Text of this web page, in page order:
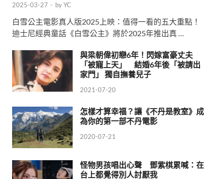
2025-03-27 - byYC
白雪公主電影真人版2025上映：值得一看的五大重點！
迪士尼經典童話《白雪公主》將於2025年推出真 …
與梁朝偉初戀6年！閃嫁富豪丈夫
「被寵上天」 結婚6年後「被請出
家門」 獨自撫養兒子
2021-07-20
怎樣才算幸福？讓《不丹是教室》成
為你的第一部不丹電影
2020-07-21
怪物男孩唱出心聲 鄧紫棋累喊：在
台上都覺得別人討厭我